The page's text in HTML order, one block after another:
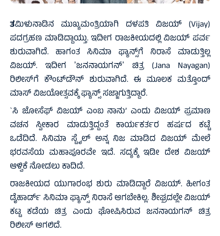
ತಮಿಳುನಾಡಿನ ಮುಖ್ಯಮಂತ್ರಿಯಾಗಿ ದಳಪತಿ ವಿಜಯ್ (Vijay)
ಪದಗ್ರಹಣ ಮಾಡಿದ್ದಾಯ್ತು. ಇದೀಗ ರಾಜಕೀಯದಲ್ಲಿ ವಿಜಯ್ ಪರ್ವ
ಶುರುವಾಗಿದೆ. ಹಾಗಂತ ಸಿನಿಮಾ ಫ್ಯಾನ್ಸ್‌ಗೆ ನಿರಾಸೆ ಮಾಡುತ್ತಿಲ್ಲ
ವಿಜಯ್. ಇದೀಗ ʼಜನನಾಯಗನ್ʼ ಚಿತ್ರ (Jana Nayagan)
ರಿಲೀಸ್‌ಗೆ ಕೌಂಟ್‌ಡೌನ್ ಶುರುವಾಗಿದೆ. ಈ ಮೂಲಕ ಮತ್ತೊಂದ್
ಮಾಸ್ ವಿಜಯೋತ್ಸವಕ್ಕೆ ಫ್ಯಾನ್ಸ್ ಸಜ್ಜಾಗುತ್ತಿದ್ದಾರೆ.
`ಸಿ ಜೋಸೆಫ್ ವಿಜಯ್ ಎಂಬ ನಾನು’ ಎಂದು ವಿಜಯ್ ಪ್ರಮಾಣ
ವಚನ ಸ್ವೀಕಾರ ಮಾಡುತ್ತಿದ್ದಂತೆ ಕಾರ್ಯಕರ್ತರ ಹರ್ಷದ ಕಟ್ಟೆ
ಒಡೆದಿದೆ. ಸಿನಿಮಾ ಸ್ಟೈಲ್ ಅನ್ನ ನಿಜ ಮಾಡಿದ ವಿಜಯ್ ಮೇಲೆ
ಭರವಸೆಯ ಮಹಾಪೂರವೇ ಇದೆ. ಸದ್ಯಕ್ಕೆ ಇಡೀ ದೇಶ ವಿಜಯ್
ಆಳ್ವಿಕೆ ನೋಡಲು ಕಾದಿದೆ.
ರಾಜಕೀಯದ ಯುಗಾರಂಭ ಶುರು ಮಾಡಿದ್ದಾರೆ ವಿಜಯ್. ಹೀಗಂತ
ಡೈಹಾರ್ಡ್ ಸಿನಿಮಾ ಫ್ಯಾನ್ಸ್ ನಿರಾಸೆ ಆಗಬೇಕಿಲ್ಲ. ಶೀಘ್ರದಲ್ಲೇ ವಿಜಯ್
ಕಟ್ಟ ಕಡೆಯ ಚಿತ್ರ ಎಂದು ಘೋಷಿಸಿರುವ ಜನನಾಯಗನ್ ಚಿತ್ರ
ರಿಲೀಸ್ ಆಗಲಿದೆ.